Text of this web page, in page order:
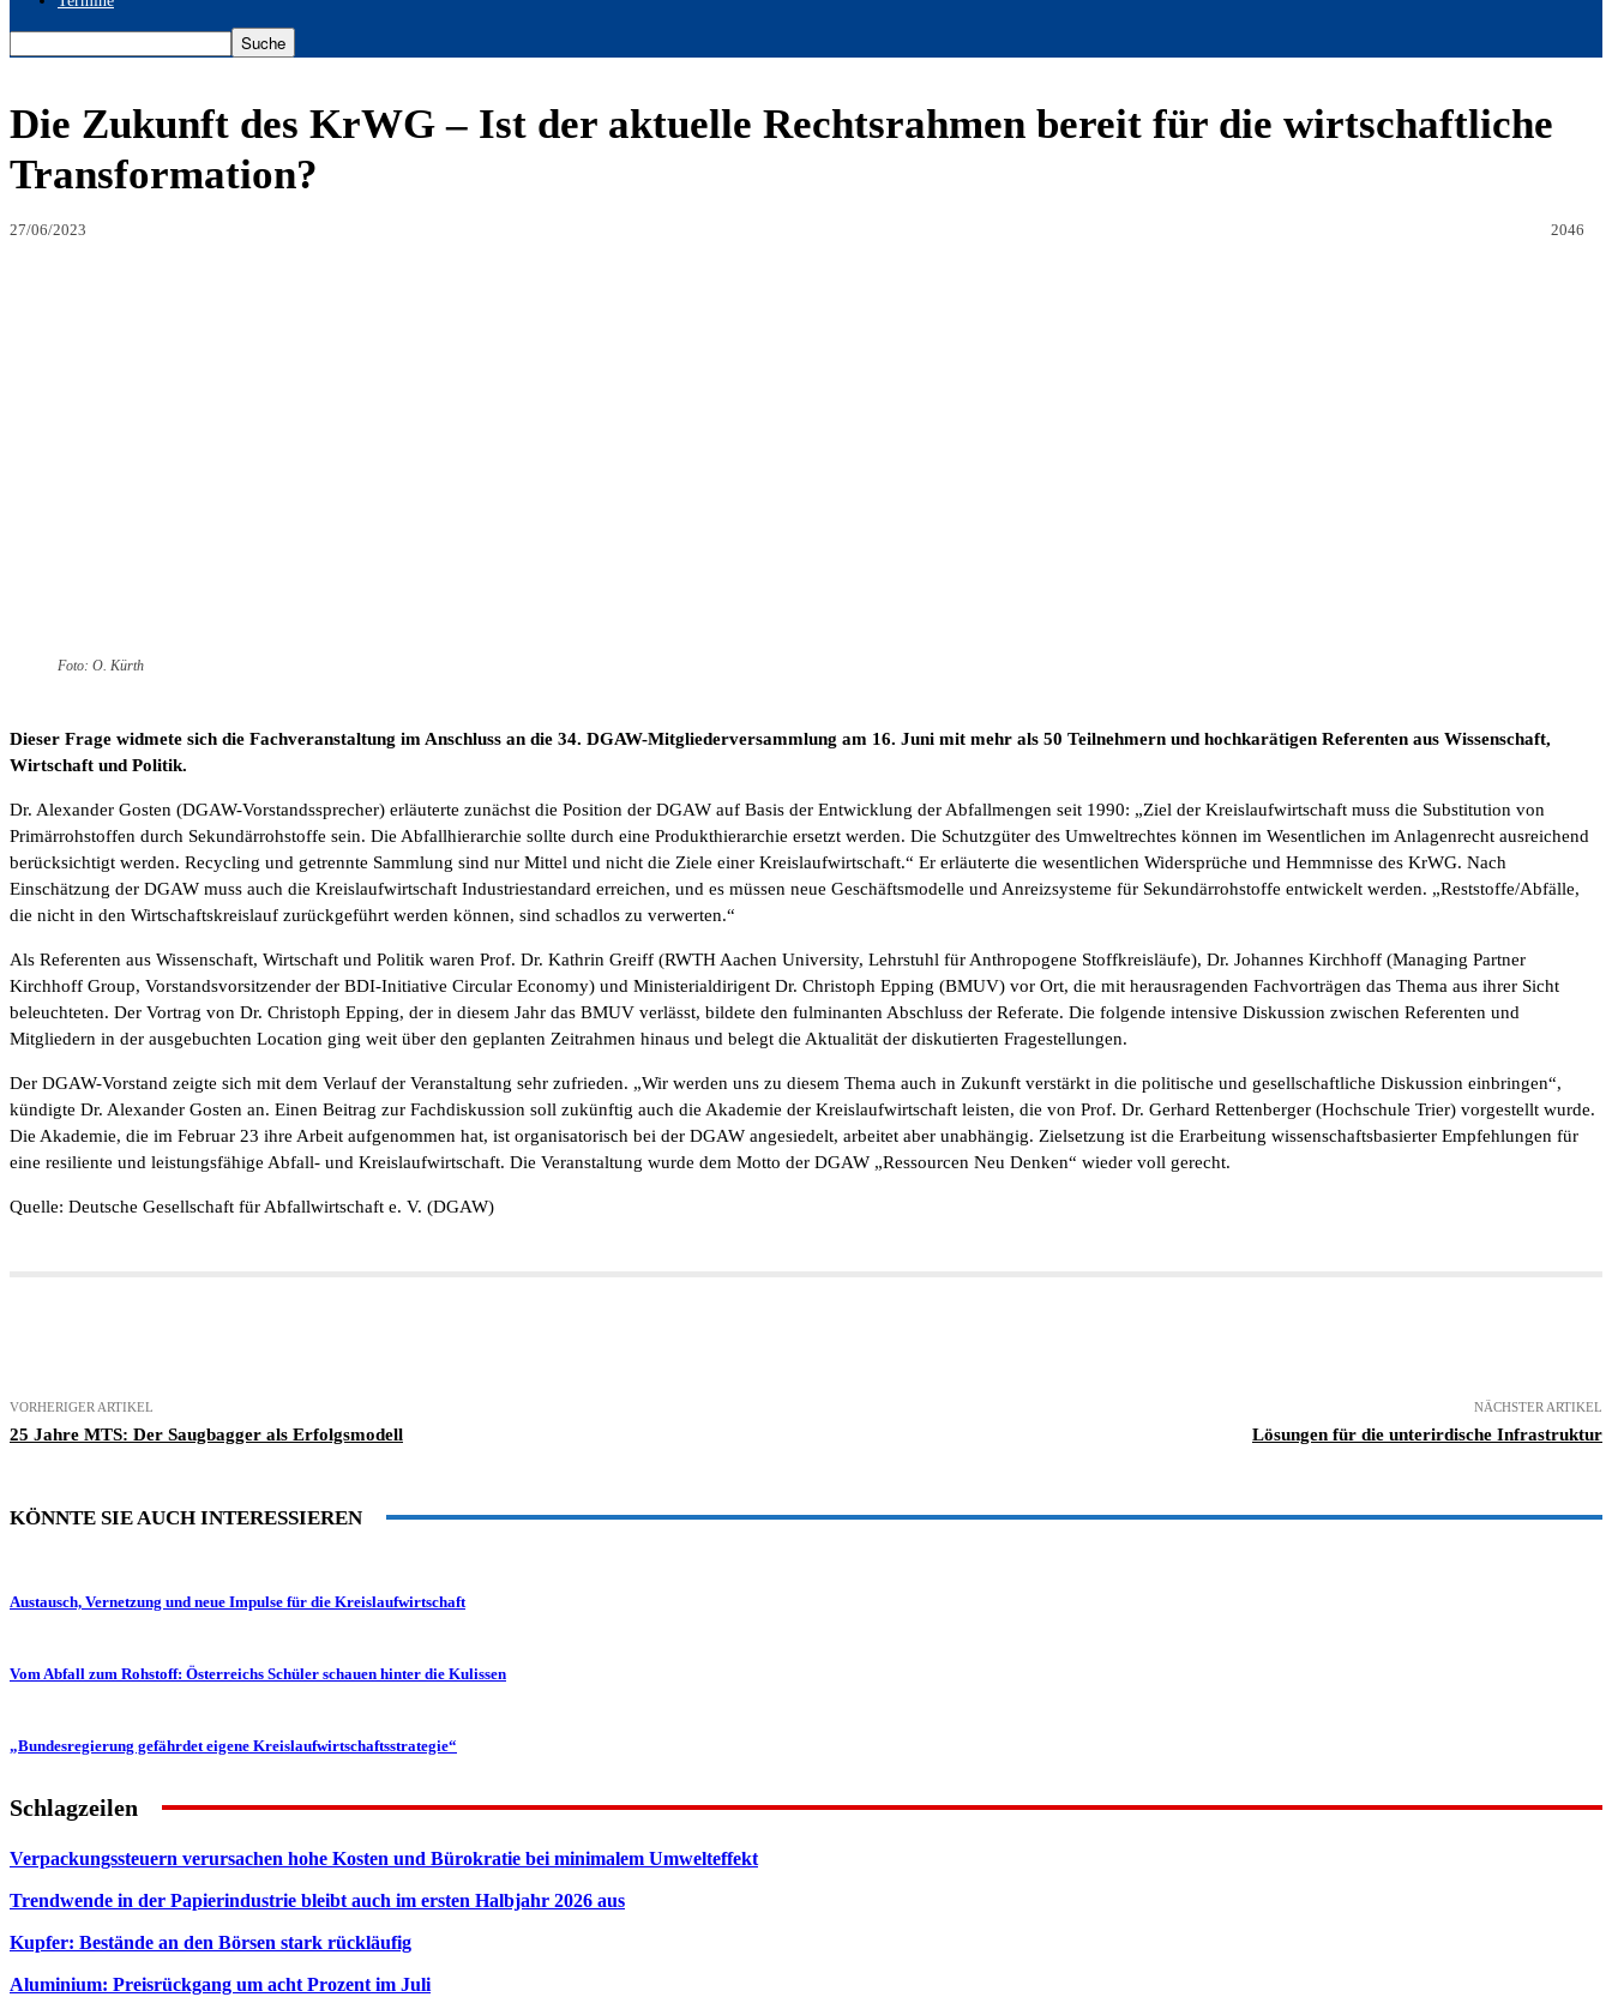
Die Zukunft des KrWG – Ist der aktuelle Rechtsrahmen bereit für die wirtschaftliche
Transformation?
27/06/2023 2046
Foto: O. Kürth
Dieser Frage widmete sich die Fachveranstaltung im Anschluss an die 34. DGAW-Mitgliederversammlung am 16. Juni mit mehr als 50 Teilnehmern und hochkarätigen Referenten aus Wissenschaft,
Wirtschaft und Politik.
Dr. Alexander Gosten (DGAW-Vorstandssprecher) erläuterte zunächst die Position der DGAW auf Basis der Entwicklung der Abfallmengen seit 1990: „Ziel der Kreislaufwirtschaft muss die Substitution von
Primärrohstoffen durch Sekundärrohstoffe sein. Die Abfallhierarchie sollte durch eine Produkthierarchie ersetzt werden. Die Schutzgüter des Umweltrechtes können im Wesentlichen im Anlagenrecht ausreichend
berücksichtigt werden. Recycling und getrennte Sammlung sind nur Mittel und nicht die Ziele einer Kreislaufwirtschaft.“ Er erläuterte die wesentlichen Widersprüche und Hemmnisse des KrWG. Nach
Einschätzung der DGAW muss auch die Kreislaufwirtschaft Industriestandard erreichen, und es müssen neue Geschäftsmodelle und Anreizsysteme für Sekundärrohstoffe entwickelt werden. „Reststoffe/Abfälle,
die nicht in den Wirtschaftskreislauf zurückgeführt werden können, sind schadlos zu verwerten.“
Als Referenten aus Wissenschaft, Wirtschaft und Politik waren Prof. Dr. Kathrin Greiff (RWTH Aachen University, Lehrstuhl für Anthropogene Stoffkreisläufe), Dr. Johannes Kirchhoff (Managing Partner
Kirchhoff Group, Vorstandsvorsitzender der BDI-Initiative Circular Economy) und Ministerialdirigent Dr. Christoph Epping (BMUV) vor Ort, die mit herausragenden Fachvorträgen das Thema aus ihrer Sicht
beleuchteten. Der Vortrag von Dr. Christoph Epping, der in diesem Jahr das BMUV verlässt, bildete den fulminanten Abschluss der Referate. Die folgende intensive Diskussion zwischen Referenten und
Mitgliedern in der ausgebuchten Location ging weit über den geplanten Zeitrahmen hinaus und belegt die Aktualität der diskutierten Fragestellungen.
Der DGAW-Vorstand zeigte sich mit dem Verlauf der Veranstaltung sehr zufrieden. „Wir werden uns zu diesem Thema auch in Zukunft verstärkt in die politische und gesellschaftliche Diskussion einbringen“,
kündigte Dr. Alexander Gosten an. Einen Beitrag zur Fachdiskussion soll zukünftig auch die Akademie der Kreislaufwirtschaft leisten, die von Prof. Dr. Gerhard Rettenberger (Hochschule Trier) vorgestellt wurde.
Die Akademie, die im Februar 23 ihre Arbeit aufgenommen hat, ist organisatorisch bei der DGAW angesiedelt, arbeitet aber unabhängig. Zielsetzung ist die Erarbeitung wissenschaftsbasierter Empfehlungen für
eine resiliente und leistungsfähige Abfall- und Kreislaufwirtschaft. Die Veranstaltung wurde dem Motto der DGAW „Ressourcen Neu Denken“ wieder voll gerecht.
Quelle: Deutsche Gesellschaft für Abfallwirtschaft e. V. (DGAW)
VORHERIGER ARTIKEL
25 Jahre MTS: Der Saugbagger als Erfolgsmodell
NÄCHSTER ARTIKEL
Lösungen für die unterirdische Infrastruktur
KÖNNTE SIE AUCH INTERESSIEREN
Austausch, Vernetzung und neue Impulse für die Kreislaufwirtschaft
Vom Abfall zum Rohstoff: Österreichs Schüler schauen hinter die Kulissen
„Bundesregierung gefährdet eigene Kreislaufwirtschaftsstrategie“
Schlagzeilen
Verpackungssteuern verursachen hohe Kosten und Bürokratie bei minimalem Umwelteffekt
Trendwende in der Papierindustrie bleibt auch im ersten Halbjahr 2026 aus
Kupfer: Bestände an den Börsen stark rückläufig
Aluminium: Preisrückgang um acht Prozent im Juli